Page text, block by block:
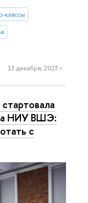
классы
13 декабря, 2023 г.
НИУ ВШЭ:
с